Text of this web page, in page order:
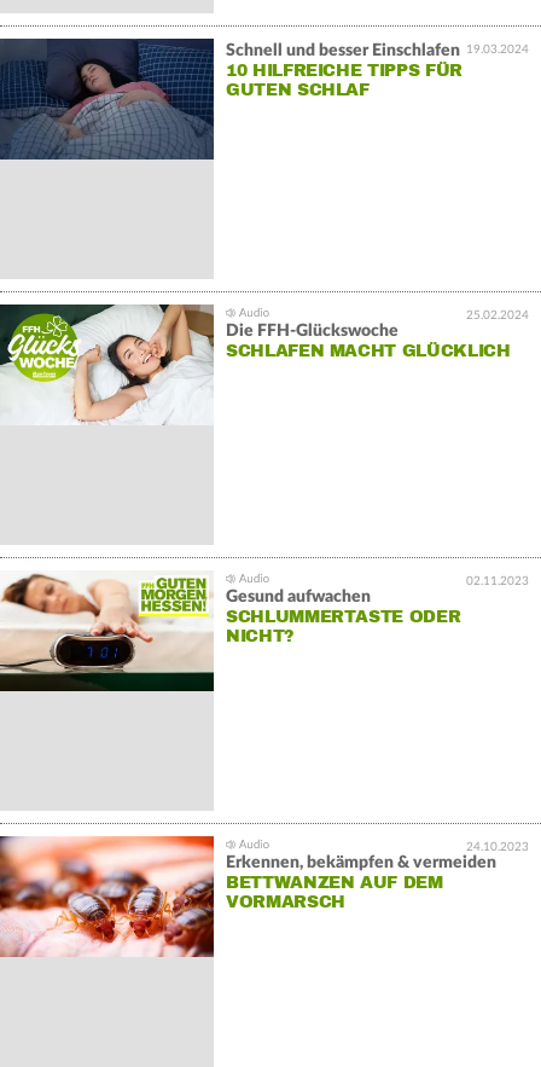
19.03.2024
Schnell und besser Einschlafen
10 HILFREICHE TIPPS FÜR
GUTEN SCHLAF
25.02.2024
Die FFH-Glückswoche
SCHLAFEN MACHT GLÜCKLICH
02.11.2023
Gesund aufwachen
SCHLUMMERTASTE ODER
NICHT?
24.10.2023
Erkennen, bekämpfen & vermeiden
BETTWANZEN AUF DEM
VORMARSCH